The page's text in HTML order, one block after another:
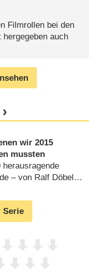
Filmrollen bei den
hergegeben auch
wir 2015
mussten
herausragende
– von Ralf Döbele
Serie